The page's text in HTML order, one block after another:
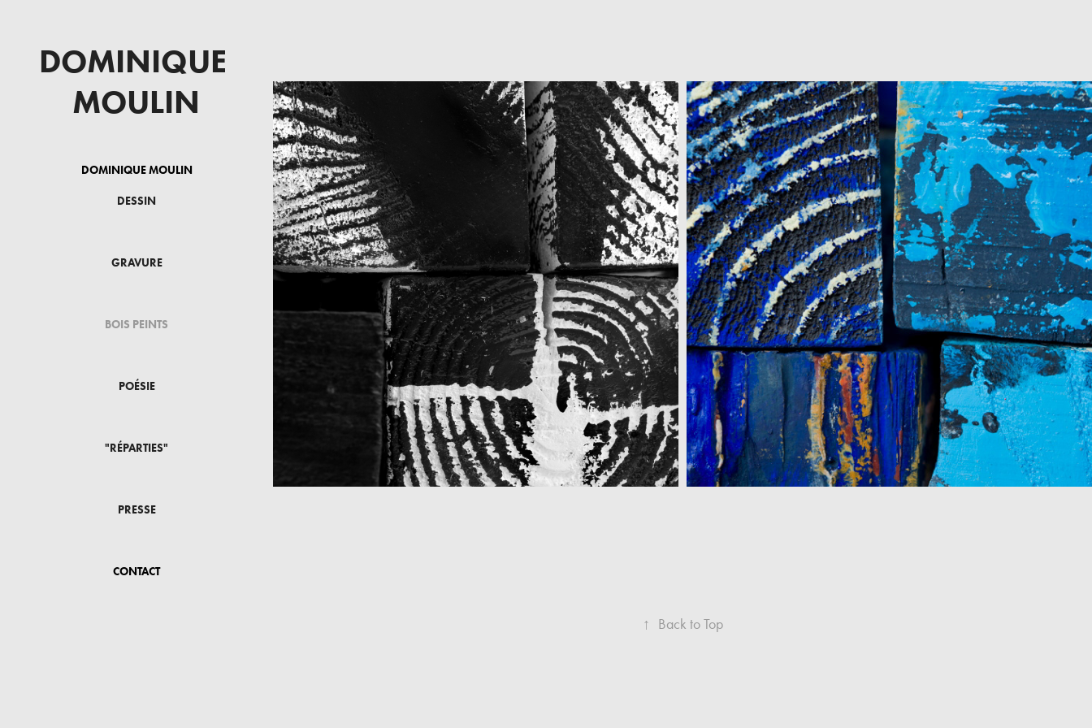
DOMINIQUE
MOULIN
DOMINIQUE MOULIN
DESSIN
GRAVURE
BOIS PEINTS
POÉSIE
"RÉPARTIES"
PRESSE
CONTACT
CUBES NOIR ET
BLANC
CUBES COULEUR
↑ Back to Top